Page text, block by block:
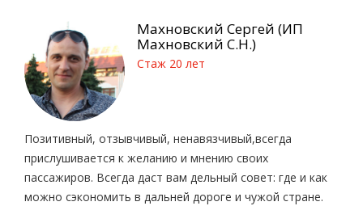
Махновский Сергей (ИП
Махновский С.Н.)
Стаж 20 лет
Позитивный, отзывчивый, ненавязчивый,всегда
прислушивается к желанию и мнению своих
пассажиров. Всегда даст вам дельный совет: где и как
можно сэкономить в дальней дороге и чужой стране.